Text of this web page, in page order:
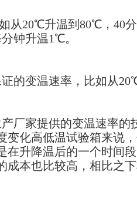
从20℃升温到80℃，40
钟升温1℃。
的变温速率，比如从
厂家提供的变温速率的
变化高低温试验箱来说
在升降温后的一个时间
成本也比较高，相比之